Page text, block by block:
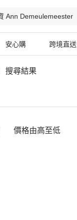
安心購 跨境直送
搜尋結果
價格由高至低